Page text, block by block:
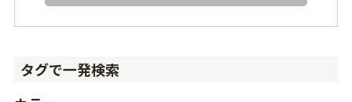
タグで一発検索